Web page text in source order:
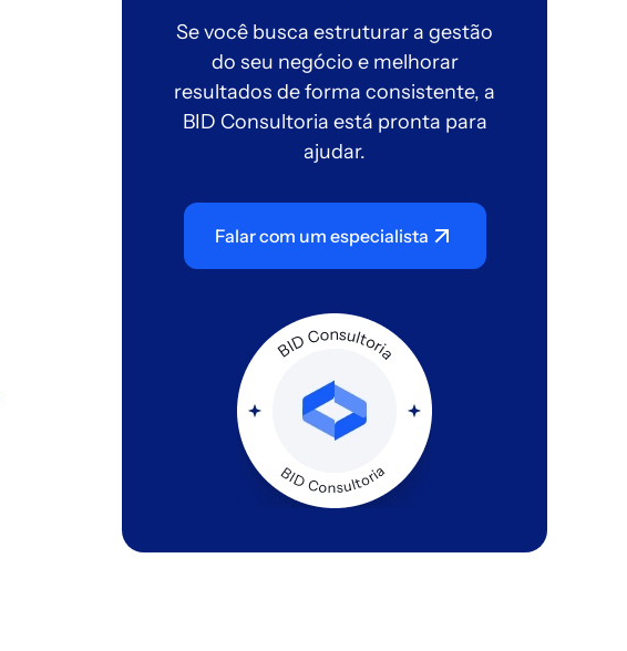
Se você busca estruturar a gestão
do seu negócio e melhorar
resultados de forma consistente, a
BID Consultoria está pronta para
ajudar.
Falar com um especialista